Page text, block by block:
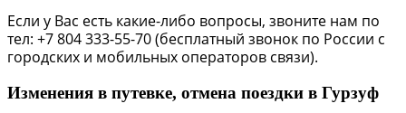
Если у Вас есть какие-либо вопросы, звоните нам по
тел: +7 804 333-55-70 (бесплатный звонок по России с
городских и мобильных операторов связи).
Изменения в путевке, отмена поездки в Гурзуф